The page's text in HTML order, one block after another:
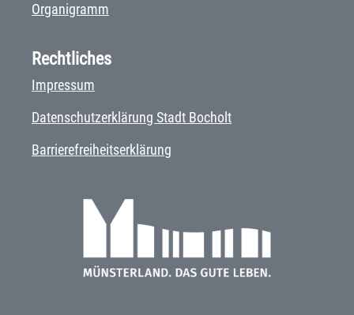
Organigramm
Rechtliches
Impressum
Datenschutzerklärung Stadt Bocholt
Barrierefreiheitserklärung